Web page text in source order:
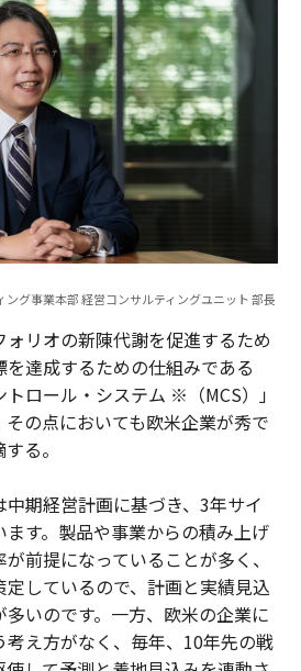
ング事業本部 経営コンサルティングユニット 部長
リオの新陳代謝を促進するため
達成するための仕組みである
トロール・システム ※（MCS）」
の点においても欧米企業が秀で
る。
中期経営計画に基づき、3年サイ
す。製品や事業からの積み上げ
前提になっていることが多く、
しているので、計画と実績見込
いのです。一方、欧米の企業に
え方がなく、毎年、10年先の戦